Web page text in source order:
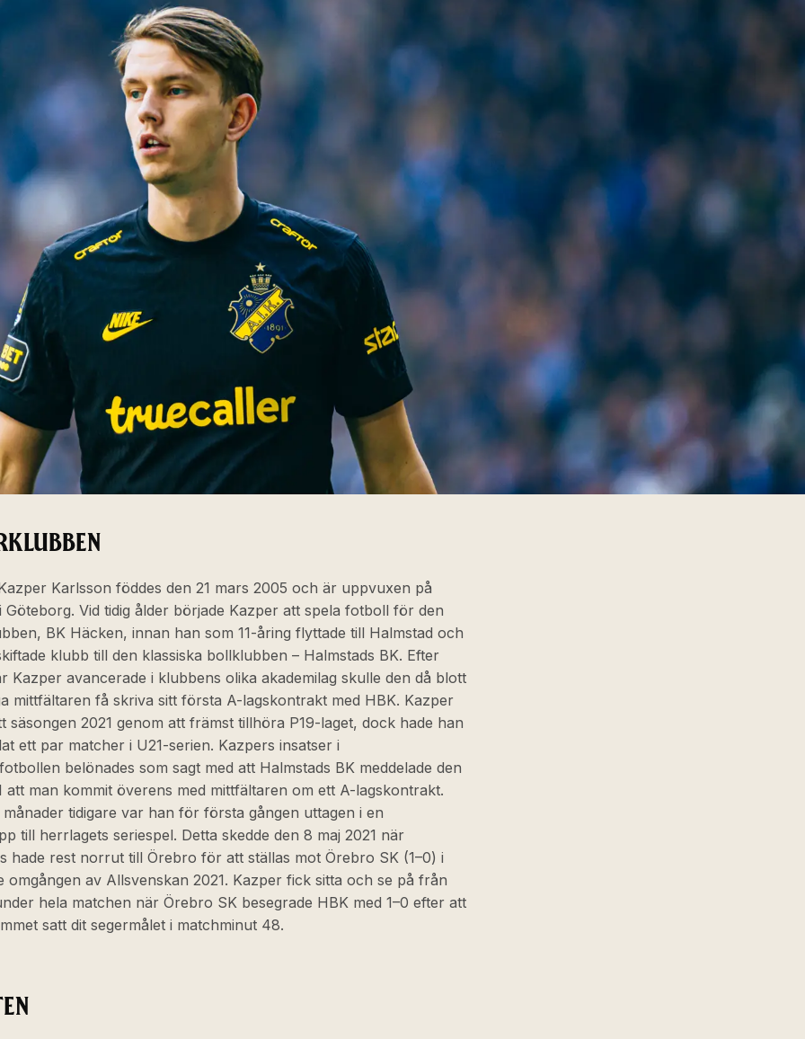
Karlsson föddes den 21 mars 2005 och är uppvuxen på
Göteborg. Vid tidig ålder började Kazper att spela fotboll för den
BK Häcken, innan han som 11-åring flyttade till Halmstad och
klubb till den klassiska bollklubben – Halmstads BK. Efter
Kazper avancerade i klubbens olika akademilag skulle den då blott
mittfältaren få skriva sitt första A-lagskontrakt med HBK. Kazper
säsongen 2021 genom att främst tillhöra P19-laget, dock hade han
ett par matcher i U21-serien. Kazpers insatser i
belönades som sagt med att Halmstads BK meddelade den
att man kommit överens med mittfältaren om ett A-lagskontrakt.
tidigare var han för första gången uttagen i en
till herrlagets seriespel. Detta skedde den 8 maj 2021 när
hade rest norrut till Örebro för att ställas mot Örebro SK (1–0) i
omgången av Allsvenskan 2021. Kazper fick sitta och se på från
hela matchen när Örebro SK besegrade HBK med 1–0 efter att
satt dit segermålet i matchminut 48.